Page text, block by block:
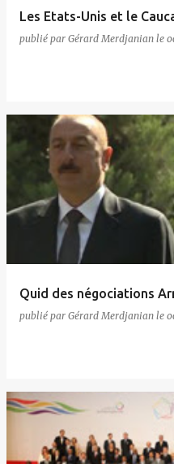
Les Etats-Unis et le
publié par Gérard Merdjanian le
Quid des négociations
publié par Gérard Merdjanian le